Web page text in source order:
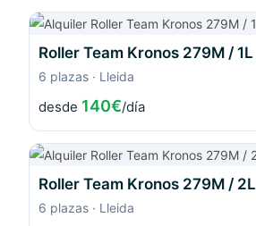
Roller Team Kronos 279M / 1L
6 plazas · Lleida
desde 140€/día
Roller Team Kronos 279M / 2L
6 plazas · Lleida